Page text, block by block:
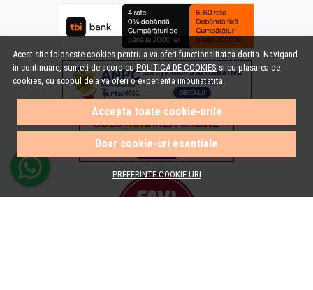
Acest site foloseste cookies pentru a va oferi functionalitatea dorita. Navigand
in continuare, sunteti de acord cuPOLITICA DE COOKIES si cu plasarea de
cookies, cu scopul de a va oferi o experienta imbunatatita.
Accepta toate cookie-urile
Doar cookie-uri esentiale
PREFERINTE COOKIE-URI